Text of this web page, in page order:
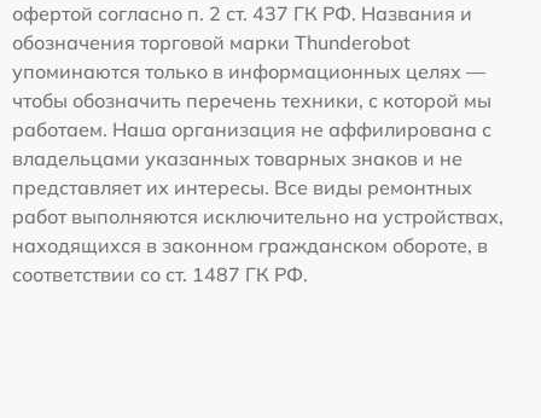
офертой согласно п. 2 ст. 437 ГК РФ. Названия и
обозначения торговой марки Thunderobot
упоминаются только в информационных целях —
чтобы обозначить перечень техники, с которой мы
работаем. Наша организация не аффилирована с
владельцами указанных товарных знаков и не
представляет их интересы. Все виды ремонтных
работ выполняются исключительно на устройствах,
находящихся в законном гражданском обороте, в
соответствии со ст. 1487 ГК РФ.